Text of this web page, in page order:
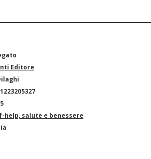
Editore
help, salute e benessere